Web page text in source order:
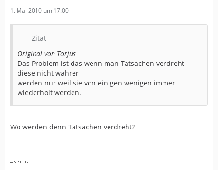
1. Mai 2010 um 17:00
Zitat
Original von Torjus
Das Problem ist das wenn man Tatsachen verdreht
diese nicht wahrer
werden nur weil sie von einigen wenigen immer
wiederholt werden.
Wo werden denn Tatsachen verdreht?